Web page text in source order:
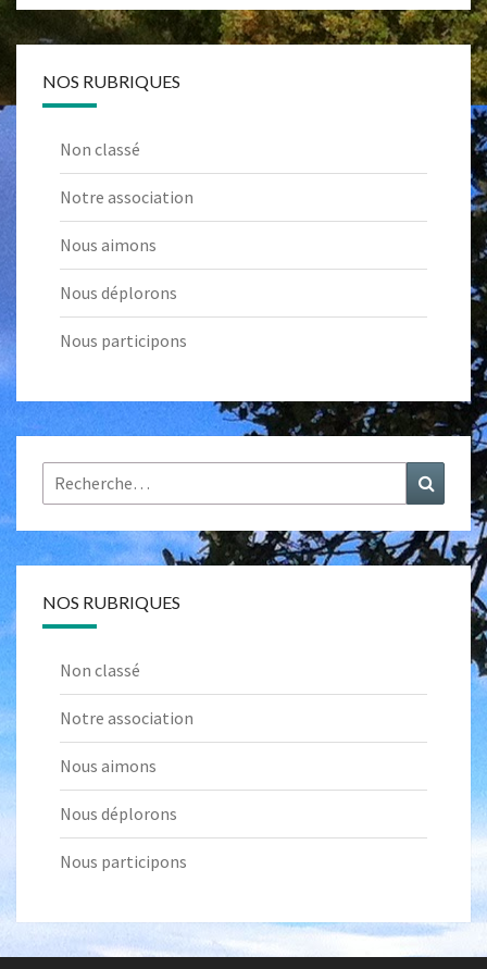
NOS RUBRIQUES
Non classé
Notre association
Nous aimons
Nous déplorons
Nous participons
Rechercher :
NOS RUBRIQUES
Non classé
Notre association
Nous aimons
Nous déplorons
Nous participons